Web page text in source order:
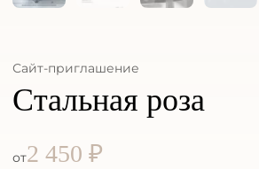
Сайт-приглашение
Стальная роза
от2 450 ₽